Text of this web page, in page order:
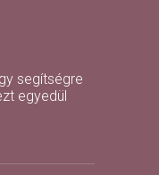
segítségre
egyedül